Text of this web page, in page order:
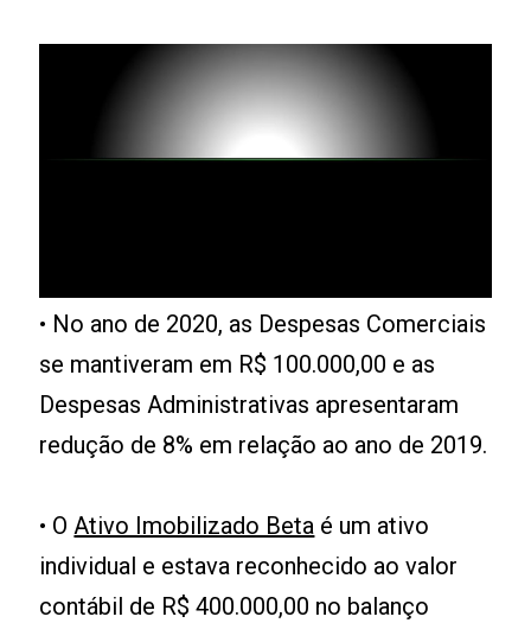
• No ano de 2020, as Despesas Comerciais
se mantiveram em R$ 100.000,00 e as
Despesas Administrativas apresentaram
redução de 8% em relação ao ano de 2019.
• OAtivo Imobilizado Beta é um ativo
individual e estava reconhecido ao valor
contábil de R$ 400.000,00 no balanço